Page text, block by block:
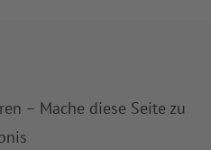
– Mache diese Seite zu